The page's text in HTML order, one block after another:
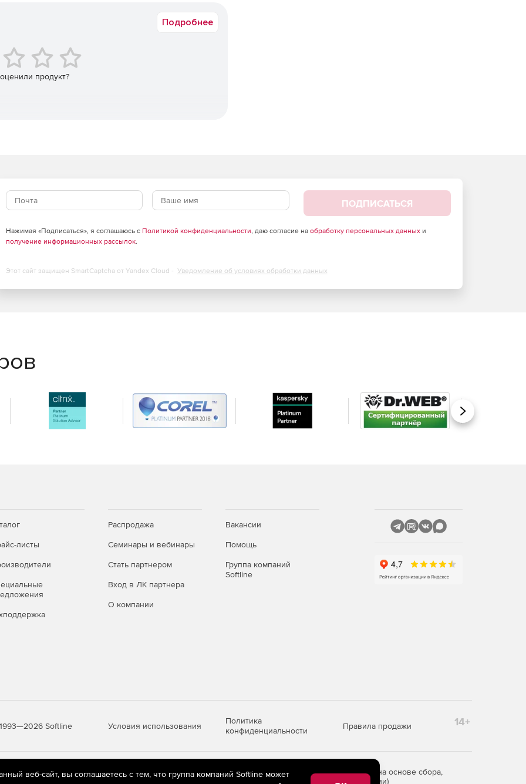
предоставляющая доступ только к проверенным
спама, фишинга и других нежелательных писем.
путем кластеризации двух единиц для
в случае аппаратных сбоев.
компонентам корпоративной сети получает
заражений через почтовый и онлайн-трафик.
реального времени и архивной информации для
еженедельных, ежемесячных отчетов
Подробнее
продукт?
ПОДПИСАТЬСЯ
Нажимая «Подписаться», я соглашаюсь с Политикой конфиденциальности, даю согласие на обработку персональных данныхи
получение информационных рассылок.
Этот сайт защищен SmartCaptcha от Yandex Cloud - Уведомление об условиях обработки данных
Вперед
листы
Распродажа
Семинары и вебинары
Стать партнером
Вход в ЛК партнера
О компании
Вакансии
Помощь
Группа компаний
Softline
Softline Условия использования
Политика
конфиденциальности
Правила продажи 14+
рекомендательные технологии(информационные технологии предоставления информации на основе сбора,
пользователей сети «Интернет», находящихся на территории Российской Федерации)
веб-сайт, вы соглашаетесь с тем, что группа компаний Softline может